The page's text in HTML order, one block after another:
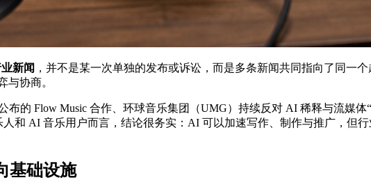
新闻 ，并不是某一次单独的发布或诉讼，而是多条新闻共同指向了同一
与协商。
布的 Flow Music 合作、环球音乐集团（UMG）持续反对 AI 稀释与流媒
和 AI 音乐用户而言，结论很务实：AI 可以加速写作、制作与推广，但
基础设施